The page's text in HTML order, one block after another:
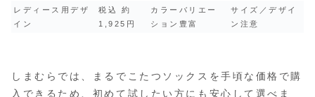
レディース用デザ
イン
税込 約
1,925円
カラーバリエー
ション豊富
サイズ／デザイ
ン注意
しまむらでは、まるでこたつソックスを手頃な価格で購
入できるため、初めて試したい方にも安心して選べま